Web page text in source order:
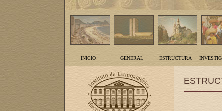
INICIO GENERAL ESTRUCTURA